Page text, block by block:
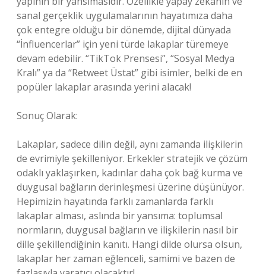
sanal gerçeklik uygulamalarının hayatımıza daha
çok entegre olduğu bir dönemde, dijital dünyada
“İnfluencerlar” için yeni türde lakaplar türemeye
devam edebilir. “TikTok Prensesi”, “Sosyal Medya
Kralı” ya da “Retweet Üstat” gibi isimler, belki de en
popüler lakaplar arasında yerini alacak!
Sonuç Olarak:
Lakaplar, sadece dilin değil, aynı zamanda ilişkilerin
de evrimiyle şekilleniyor. Erkekler stratejik ve çözüm
odaklı yaklaşırken, kadınlar daha çok bağ kurma ve
duygusal bağların derinleşmesi üzerine düşünüyor.
Hepimizin hayatında farklı zamanlarda farklı
lakaplar alması, aslında bir yansıma: toplumsal
normların, duygusal bağların ve ilişkilerin nasıl bir
dille şekillendiğinin kanıtı. Hangi dilde olursa olsun,
lakaplar her zaman eğlenceli, samimi ve bazen de